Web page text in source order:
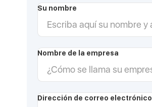
Su nombre
Nombre de la empresa
Dirección de correo electrónico